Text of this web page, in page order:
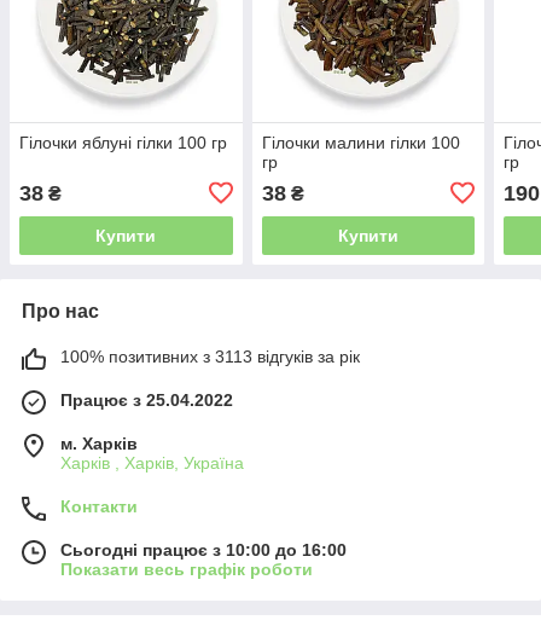
Гілочки яблуні гілки 100 гр
38 ₴
Купити
Гілочки малини гілки 100
гр
38₴
Купити
гр
190
Про нас
100% позитивних з 3113 відгуків за рік
Працює з 25.04.2022
м. Харків
Харків , Харків, Україна
Контакти
Сьогодні працює з 10:00 до 16:00
Показати весь графік роботи